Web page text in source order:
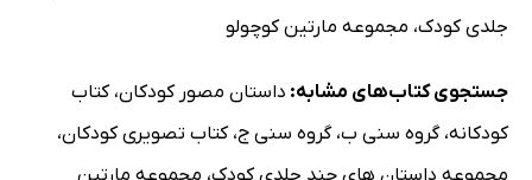
جلدی کودک، مجموعه مارتین کوچولو
جستجوی کتاب‌های مشابه: داستان مصور کودکان،کتاب
کودکانه،گروه سنی ب،گروه سنی ج،کتاب تصویری کودکان،